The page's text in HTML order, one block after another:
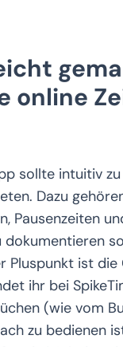
online
sollte intuitiv
Dazu
Pausenzeiten
Pluspunkt ist
ihr bei
(wie vom
zu bedienen